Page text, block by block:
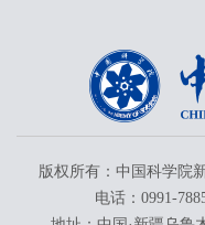
版权所有：中国科学院
电话：0991-